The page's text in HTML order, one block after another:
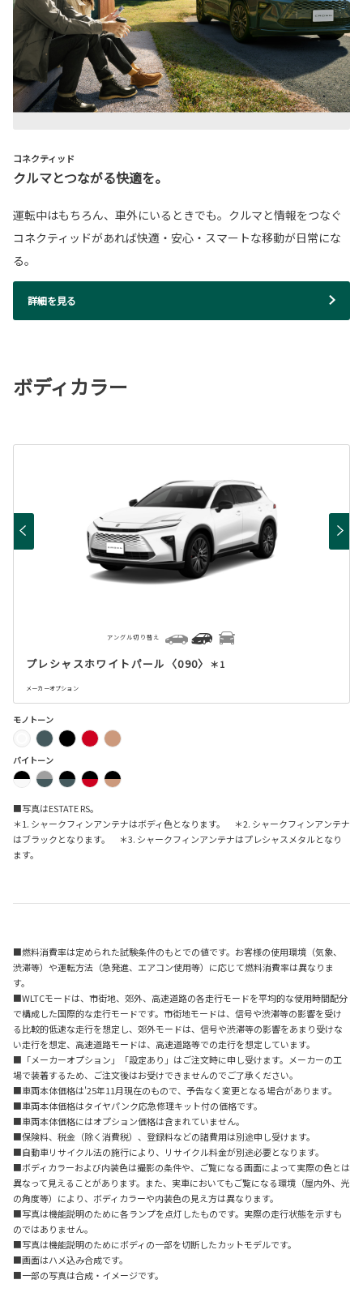
コネクティッド
クルマとつながる快適を。
運転中はもちろん、車外にいるときでも。クルマと情報をつなぐ
コネクティッドがあれば快適・安心・スマートな移動が日常にな
る。
詳細を見る
ボディカラー
プレシャスホワイトパール〈090〉 ＊1
メーカーオプション
アングル切り替え
モノトーン
バイトーン
■写真はESTATE RS。
＊1. シャークフィンアンテナはボディ色となります。 ＊2. シャークフィンアンテナ
はブラックとなります。 ＊3. シャークフィンアンテナはプレシャスメタルとなり
ます。
■燃料消費率は定められた試験条件のもとでの値です。お客様の使用環境（気象、
渋滞等）や運転方法（急発進、エアコン使用等）に応じて燃料消費率は異なりま
す。
■WLTCモードは、市街地、郊外、高速道路の各走行モードを平均的な使用時間配分
で構成した国際的な走行モードです。市街地モードは、信号や渋滞等の影響を受け
る比較的低速な走行を想定し、郊外モードは、信号や渋滞等の影響をあまり受けな
い走行を想定、高速道路モードは、高速道路等での走行を想定しています。
■「メーカーオプション」「設定あり」はご注文時に申し受けます。メーカーの工
場で装着するため、ご注文後はお受けできませんのでご了承ください。
■車両本体価格は'25年11月現在のもので、予告なく変更となる場合があります。
■車両本体価格はタイヤパンク応急修理キット付の価格です。
■車両本体価格にはオプション価格は含まれていません。
■保険料、税金（除く消費税）、登録料などの諸費用は別途申し受けます。
■自動車リサイクル法の施行により、リサイクル料金が別途必要となります。
■ボディカラーおよび内装色は撮影の条件や、ご覧になる画面によって実際の色とは
異なって見えることがあります。また、実車においてもご覧になる環境（屋内外、光
の角度等）により、ボディカラーや内装色の見え方は異なります。
■写真は機能説明のために各ランプを点灯したものです。実際の走行状態を示すも
のではありません。
■写真は機能説明のためにボディの一部を切断したカットモデルです。
■画面はハメ込み合成です。
■一部の写真は合成・イメージです。